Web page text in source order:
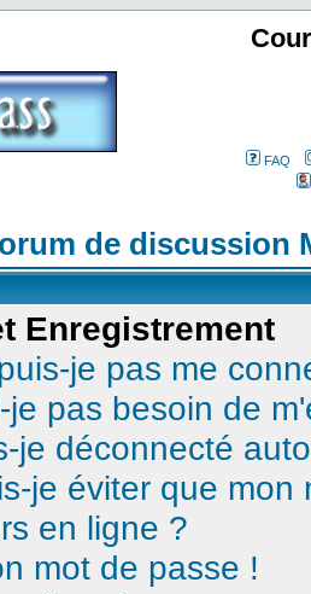
FAQ
de discussion
Enregistrement
je pas me
je pas besoin de
je déconnecté
je éviter que
en ligne ?
mot de passe !